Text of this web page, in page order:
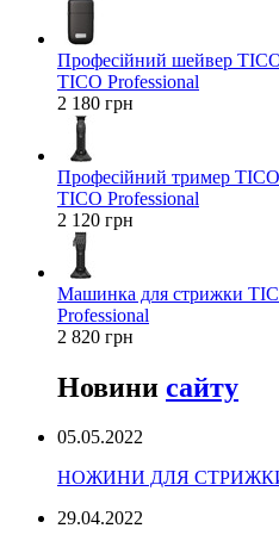
Професійний шейвер
TICO Professional
2 180 грн
Професійний тример
TICO Professional
2 120 грн
Машинка для стрижки
Professional
2 820 грн
Новини сайту
05.05.2022
НОЖИНИ ДЛЯ СТРИЖКИ
29.04.2022